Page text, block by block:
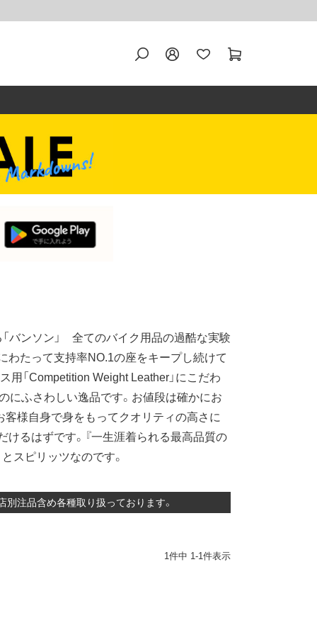
バンソン」 全てのバイク用品の過酷な実験
わたって支持率NO.1の座をキープし続けて
用「Competition Weight Leather」にこだわ
にふさわしい逸品です。お値段は確かにお
客様自身で身をもってクオリティの高さに
るはずです。『一生涯着られる最高品質の
とスピリッツなのです。
別注品含め各種取り扱っております。
1件中 1-1件表示